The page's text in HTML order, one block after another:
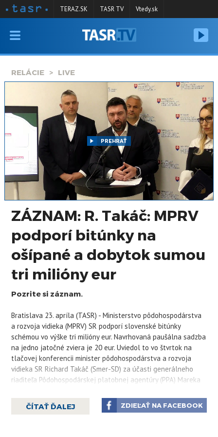
VYSIELANIE
SPRAVODAJSTVO
ARCHÍV
TERAZ.SK TASR TV Vtedy.sk
RELÁCIE LIVE
PREHRAŤ
ZÁZNAM: R. Takáč: MPRV
podporí bitúnky na
ošípané a dobytok sumou
tri milióny eur
Pozrite si záznam.
Bratislava 23. apríla (TASR) - Ministerstvo pôdohospodárstva
a rozvoja vidieka (MPRV) SR podporí slovenské bitúnky
schémou vo výške tri milióny eur. Navrhovaná paušálna sadzba
na jedno jatočné zviera je 20 eur. Uviedol to vo štvrtok na
tlačovej konferencii minister pôdohospodárstva a rozvoja
vidieka SR Richard Takáč (Smer-SD) za účasti generálneho
riaditeľa Pôdohospodárskej platobnej agentúry (PPA) Mareka
Andrey Hrdej. Maximálny limit na jeden podnik je podľa Takáča
300.000 eur v období troch rokov.
ČÍTAŤ ĎALEJ ZDIEĽAŤ NA FACEBOOK